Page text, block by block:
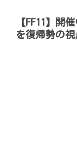
【FF11】開
を復帰勢の視